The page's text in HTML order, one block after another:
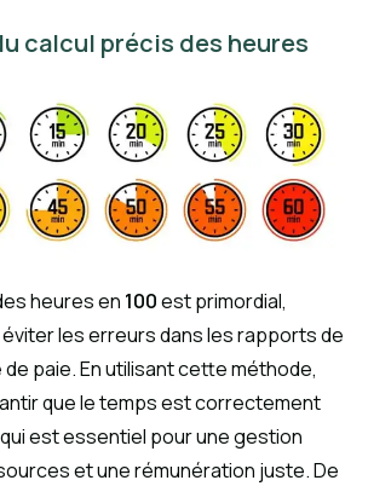
calcul précis des heures
heures en 100est primordial,
les erreurs dans les rapports de
paie. En utilisant cette méthode,
que le temps est correctement
est essentiel pour une gestion
et une rémunération juste. De